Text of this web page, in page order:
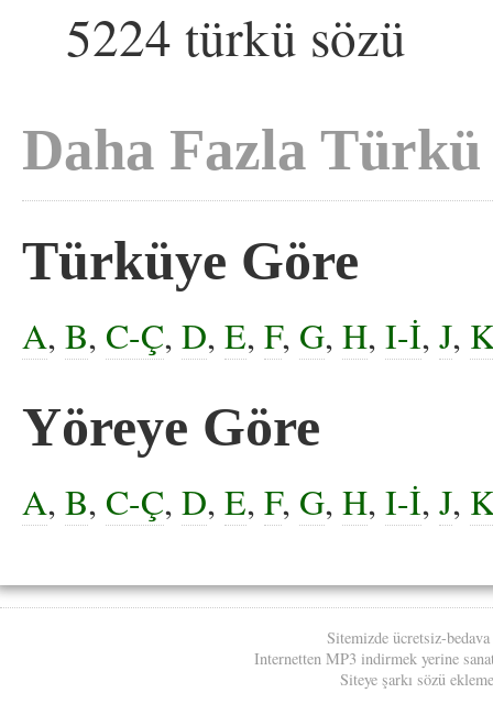
5224 türkü sözü
Daha Fazla Türkü
Türküye Göre
A, B, C-Ç, D, E, F, G, H, I-İ, J,
Yöreye Göre
A, B, C-Ç, D, E, F, G, H, I-İ, J,
Sitemizde ücretsiz-
Internetten MP3 indirmek yerine
Siteye şarkı sözü